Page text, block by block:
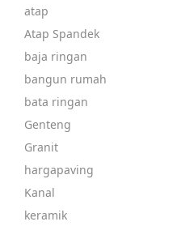
atap
Atap Spandek
baja ringan
bangun rumah
bata ringan
Genteng
Granit
hargapaving
Kanal
keramik